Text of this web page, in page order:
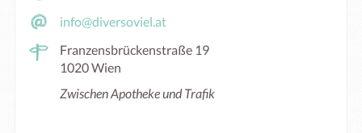
info@diversoviel.at
Franzensbrückenstraße 19
1020 Wien
Zwischen Apotheke und Trafik